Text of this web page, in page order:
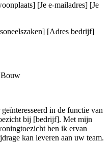
[Je e-mailadres] [Je
[Adres bedrijf]
Bouw
in de functie van
bij [bedrijf]. Met mijn
ben ik ervan
kan leveren aan uw team.